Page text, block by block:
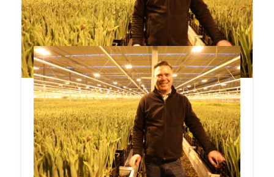
suurkuluttajia. Lue koko artikkeli Puutarha-
Sanomien numerosta 1/2022. Katso video!